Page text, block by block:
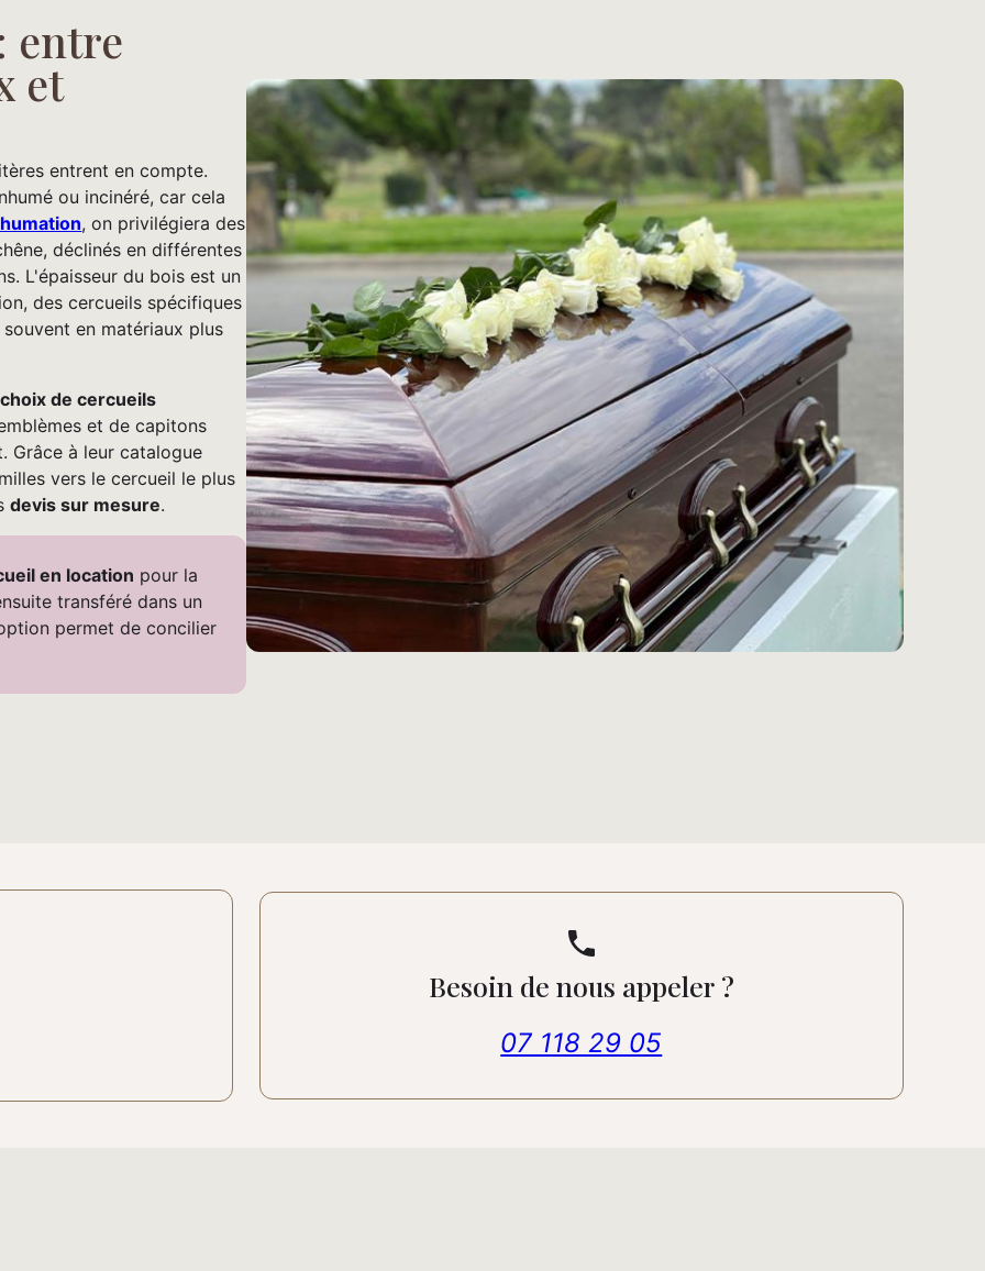
entre
et
entrent en compte.
ou incinéré, car cela
, on privilégiera des
déclinés en différentes
L'épaisseur du bois est un
des cercueils spécifiques
en matériaux plus
de cercueils
et de capitons
Grâce à leur catalogue
vers le cercueil le plus
devis sur mesure.
en location pour la
transféré dans un
permet de concilier
phone
Besoin de nous appeler ?
07 118 29 05